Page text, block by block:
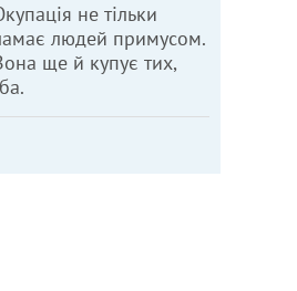
не тільки
людей примусом.
ще й купує тих,